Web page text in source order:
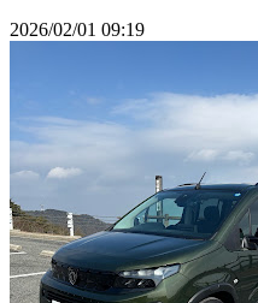
2026/02/01 09:19